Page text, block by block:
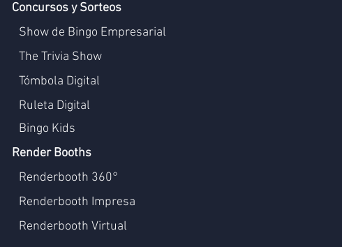
Concursos y Sorteos
Show de Bingo Empresarial
The Trivia Show
Tómbola Digital
Ruleta Digital
Bingo Kids
Render Booths
Renderbooth 360°
Renderbooth Impresa
Renderbooth Virtual